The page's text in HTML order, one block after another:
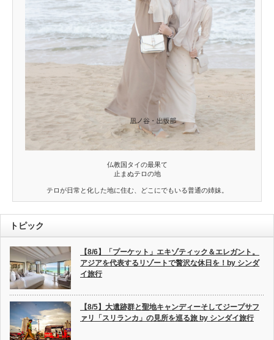
仏教国タイの最果て
止まぬテロの地
テロが日常と化した地に住む、どこにでもいる普通の姉妹。
トピック
【8/6】「プーケット」エキゾティック＆エレガント。
アジアを代表するリゾートで贅沢な休日を！by シンダ
イ旅行
【8/5】大遺跡群と聖地キャンディーそしてジープサフ
ァリ「スリランカ」の見所を巡る旅 by シンダイ旅行